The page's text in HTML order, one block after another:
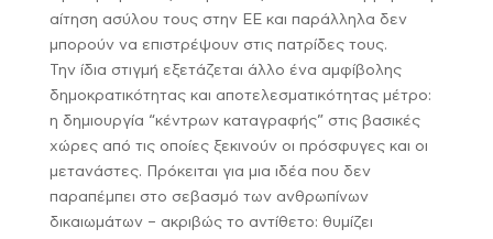
αίτηση ασύλου τους στην ΕΕ και παράλληλα δεν
μπορούν να επιστρέψουν στις πατρίδες τους.
Την ίδια στιγμή εξετάζεται άλλο ένα αμφίβολης
δημοκρατικότητας και αποτελεσματικότητας μέτρο:
η δημιουργία “κέντρων καταγραφής” στις βασικές
χώρες από τις οποίες ξεκινούν οι πρόσφυγες και οι
μετανάστες. Πρόκειται για μια ιδέα που δεν
παραπέμπει στο σεβασμό των ανθρωπίνων
δικαιωμάτων – ακριβώς το αντίθετο: θυμίζει